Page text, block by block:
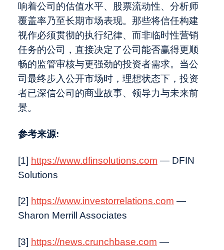
响着公司的估值水平、股票流动性、分析师
覆盖率乃至长期市场表现。那些将信任构建
视作必须贯彻的执行纪律、而非临时性营销
任务的公司，直接决定了公司能否赢得更顺
畅的监管审核与更强劲的投资者需求。当公
司最终步入公开市场时，理想状态下，投资
者已深信公司的商业故事、领导力与未来前
景。
参考来源:
[1] https://www.dfinsolutions.com — DFIN
Solutions
[2] https://www.investorrelations.com —
Sharon Merrill Associates
[3] https://news.crunchbase.com —